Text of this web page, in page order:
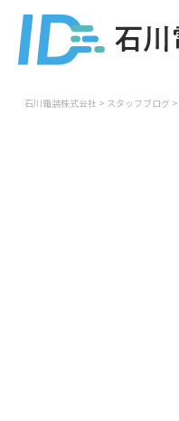
石川電装株式会社 > スタッフブログ >